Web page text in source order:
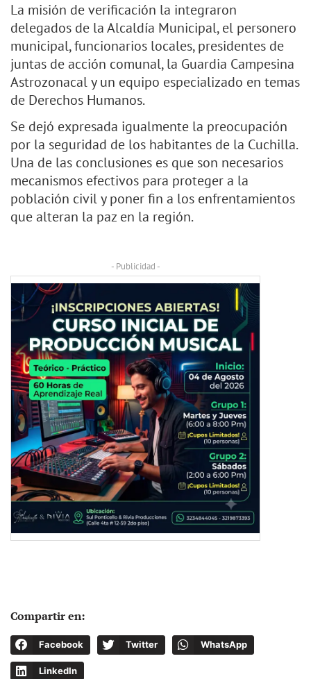
La misión de verificación la integraron
delegados de la Alcaldía Municipal, el personero
municipal, funcionarios locales, presidentes de
juntas de acción comunal, la Guardia Campesina
Astrozonacal y un equipo especializado en temas
de Derechos Humanos.
Se dejó expresada igualmente la preocupación
por la seguridad de los habitantes de la Cuchilla.
Una de las conclusiones es que son necesarios
mecanismos efectivos para proteger a la
población civil y poner fin a los enfrentamientos
que alteran la paz en la región.
- Publicidad -
Compartir en:
Facebook Twitter WhatsApp
LinkedIn